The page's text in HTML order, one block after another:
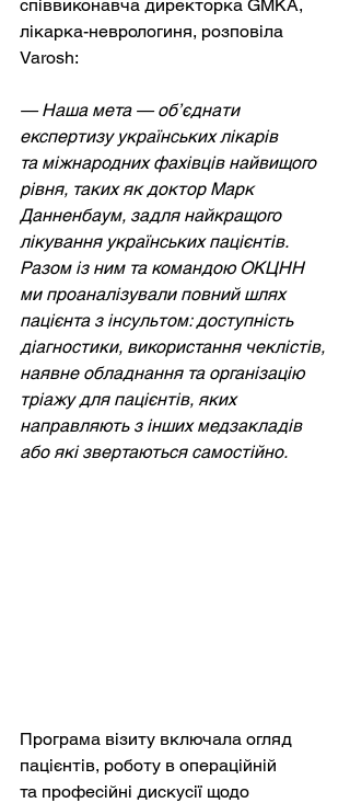
співвиконавча директорка GMKA,
лікарка-неврологиня, розповіла
Varosh:
— Наша мета — об’єднати
експертизу українських лікарів
та міжнародних фахівців найвищого
рівня, таких як доктор Марк
Данненбаум, задля найкращого
лікування українських пацієнтів.
Разом із ним та командою ОКЦНН
ми проаналізували повний шлях
пацієнта з інсультом: доступність
діагностики, використання чеклістів,
наявне обладнання та організацію
тріажу для пацієнтів, яких
направляють з інших медзакладів
або які звертаються самостійно.
Програма візиту включала огляд
пацієнтів, роботу в операційній
та професійні дискусії щодо